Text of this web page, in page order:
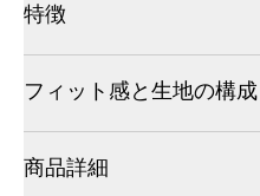
特徴
フィット感と生地の構成
商品詳細